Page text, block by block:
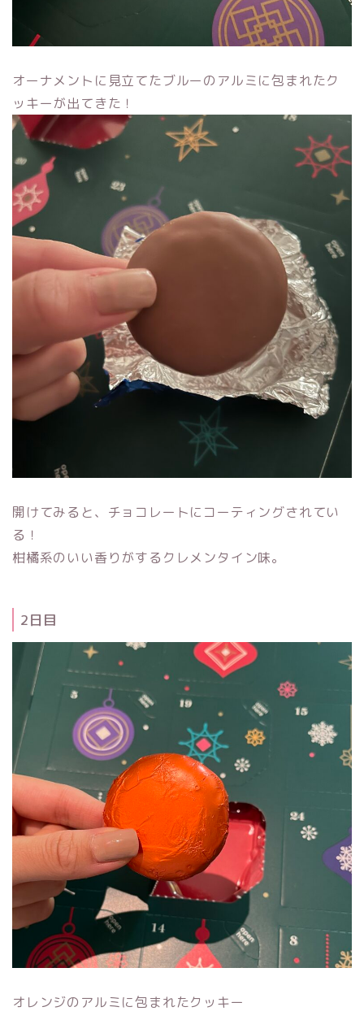
オーナメントに見立てたブルーのアルミに包まれたク
ッキーが出てきた！
開けてみると、チョコレートにコーティングされてい
る！
柑橘系のいい香りがするクレメンタイン味。
2日目
オレンジのアルミに包まれたクッキー